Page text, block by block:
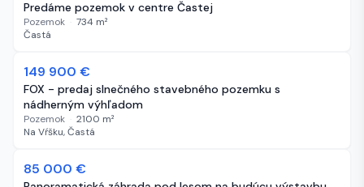
Predáme pozemok v centre Častej
Pozemok · 734 m²
Častá
134 dní
149 900 €
FOX - predaj slnečného stavebného pozemku s
nádherným výhľadom
Pozemok · 2100 m²
Na Vŕšku, Častá
164 dní
-4 000 €
85 000 €